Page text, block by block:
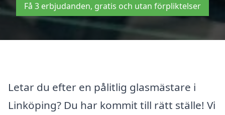
Få 3 erbjudanden, gratis och utan förpliktelser
Letar du efter en pålitlig glasmästare i
Linköping? Du har kommit till rätt ställe! Vi